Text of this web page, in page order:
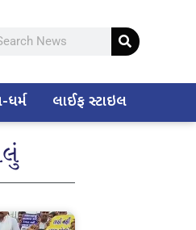
ધર્મ લાઈફ સ્ટાઇલ